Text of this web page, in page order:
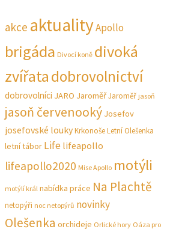
akce aktualityApollo
brigáda Divocí koně divoká
zvířatadobrovolnictví
dobrovolníci JARO JaroměřJaroměř jasoň
jasoň červenooký Josefov
josefovské loukyKrkonošeLetní Olešenka
letní tábor Life lifeapollo
lifeapollo2020 Mise Apollo motýli
motýlí král nabídka práce Na Plachtě
netopýři noc netopýrů novinky
Olešenka orchideje Orlické hory Oáza pro